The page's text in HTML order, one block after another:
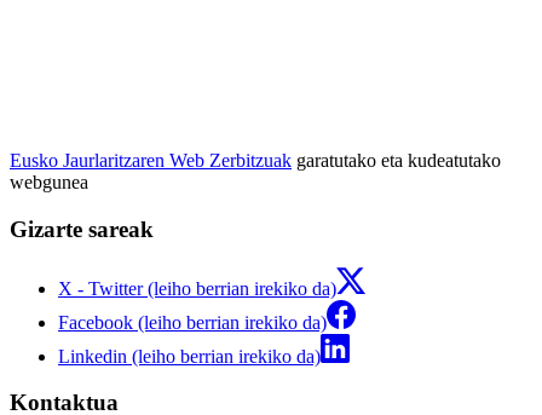
Eusko Jaurlaritzaren Web Zerbitzuak garatutako eta kudeatutako
webgunea
Gizarte sareak
X - Twitter (leiho berrian irekiko da)
Facebook (leiho berrian irekiko da)
Linkedin (leiho berrian irekiko da)
Kontaktua